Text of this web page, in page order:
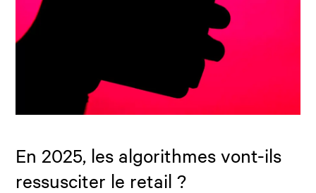
En 2025, les algorithmes vont-ils
ressusciter le retail ?